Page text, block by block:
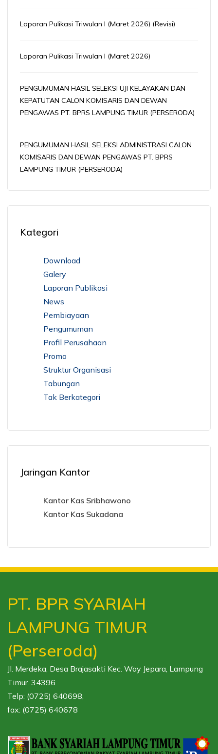
Laporan Pulikasi Triwulan I (Maret 2026) (Revisi)
Laporan Pulikasi Triwulan I (Maret 2026)
PENGUMUMAN HASIL SELEKSI UJI KELAYAKAN DAN
KEPATUTAN CALON KOMISARIS DAN DEWAN
PENGAWAS PT. BPRS LAMPUNG TIMUR (PERSERODA)
PENGUMUMAN HASIL SELEKSI ADMINISTRASI CALON
KOMISARIS DAN DEWAN PENGAWAS PT. BPRS
LAMPUNG TIMUR (PERSERODA)
Kategori
Download
Galery
Laporan Publikasi
News
Pembiayaan
Pengumuman
Profil Perusahaan
Promo
Struktur Organisasi
Tabungan
Tak Berkategori
Jaringan Kantor
Kantor Kas Sribhawono
Kantor Kas Sukadana
PT. BPR SYARIAH
LAMPUNG TIMUR
(Perseroda)
Jl. Merdeka, Desa Brajasakti Kec. Way Jepara, Lampung
Timur. 34396
Telp: (0725) 640698,
fax: (0725) 640678